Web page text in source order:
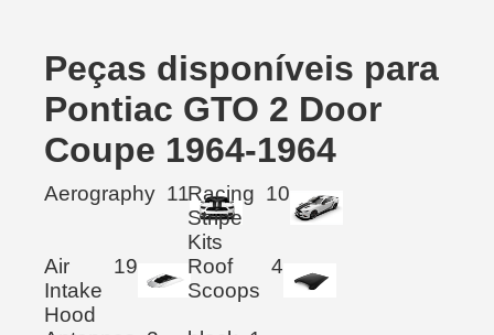
Peças disponíveis para
Pontiac GTO 2 Door
Coupe 1964-1964
Aerography 11Racing
Stripe
Kits
10
Air
Intake
Hood
19
Roof
Scoops
4